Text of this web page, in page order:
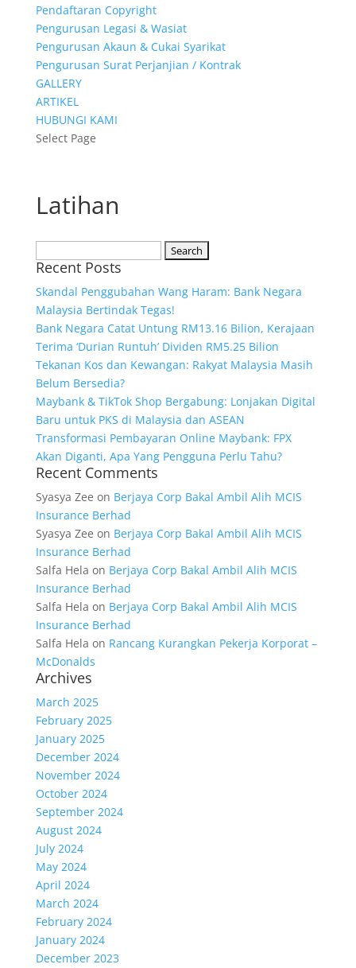
Pendaftaran Copyright
Pengurusan Legasi & Wasiat
Pengurusan Akaun & Cukai Syarikat
Pengurusan Surat Perjanjian / Kontrak
GALLERY
ARTIKEL
HUBUNGI KAMI
Select Page
Latihan
for:
Recent Posts
Skandal Penggubahan Wang Haram: Bank Negara
Malaysia Bertindak Tegas!
Bank Negara Catat Untung RM13.16 Bilion, Kerajaan
Terima ‘Durian Runtuh’ Dividen RM5.25 Bilion
Tekanan Kos dan Kewangan: Rakyat Malaysia Masih
Belum Bersedia?
Maybank & TikTok Shop Bergabung: Lonjakan Digital
Baru untuk PKS di Malaysia dan ASEAN
Transformasi Pembayaran Online Maybank: FPX
Akan Diganti, Apa Yang Pengguna Perlu Tahu?
Recent Comments
Syasya Zee on Berjaya Corp Bakal Ambil Alih MCIS
Insurance Berhad
Syasya Zee on Berjaya Corp Bakal Ambil Alih MCIS
Insurance Berhad
Salfa Hela on Berjaya Corp Bakal Ambil Alih MCIS
Insurance Berhad
Salfa Hela on Berjaya Corp Bakal Ambil Alih MCIS
Insurance Berhad
Salfa Hela on Rancang Kurangkan Pekerja Korporat –
McDonalds
Archives
March 2025
February 2025
January 2025
December 2024
November 2024
October 2024
September 2024
August 2024
July 2024
May 2024
April 2024
March 2024
February 2024
January 2024
December 2023